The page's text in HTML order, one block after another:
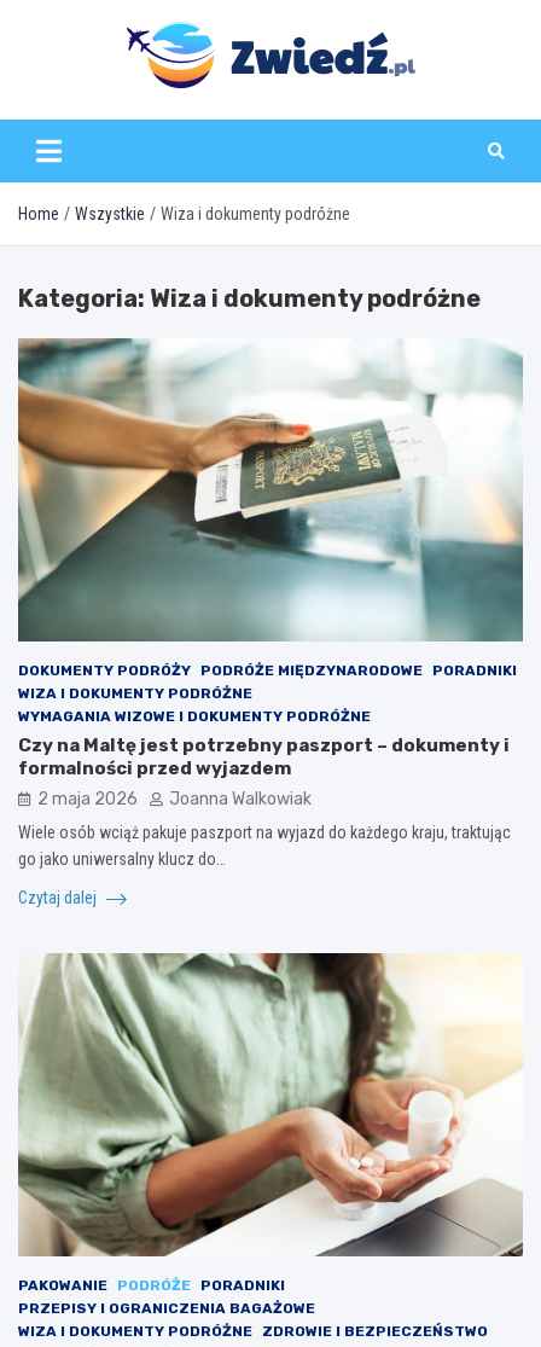
zwiedz.pl
Home Wszystkie Wiza i dokumenty podróżne
Kategoria: Wiza i dokumenty podróżne
DOKUMENTY PODRÓŻY PODRÓŻE MIĘDZYNARODOWE
PORADNIKI
WIZA I DOKUMENTY PODRÓŻNE
WYMAGANIA WIZOWE I DOKUMENTY PODRÓŻNE
Czy na Maltę jest potrzebny paszport – dokumenty i
formalności przed wyjazdem
2 maja 2026 Joanna Walkowiak
Wiele osób wciąż pakuje paszport na wyjazd do każdego kraju, traktując
go jako uniwersalny klucz do…
Czytaj dalej
PAKOWANIE PODRÓŻE
PORADNIKI
PRZEPISY I OGRANICZENIA BAGAŻOWE
WIZA I DOKUMENTY PODRÓŻNE
ZDROWIE I BEZPIECZEŃSTWO